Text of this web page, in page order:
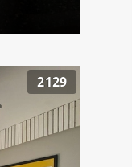
2129